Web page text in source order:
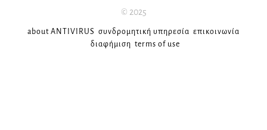
© 2025
about ANTIVIRUS συνδρομητική υπηρεσία επικοινωνία
διαφήμιση terms of use